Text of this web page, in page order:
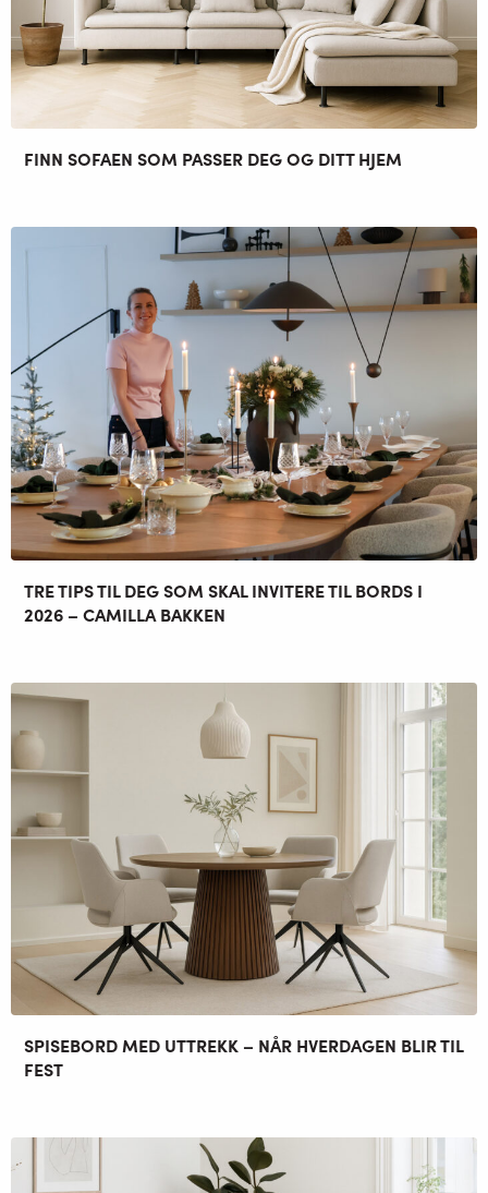
FINN SOFAEN SOM PASSER DEG OG DITT HJEM
TRE TIPS TIL DEG SOM SKAL INVITERE TIL BORDS I
2026 – CAMILLA BAKKEN
SPISEBORD MED UTTREKK – NÅR HVERDAGEN BLIR TIL
FEST